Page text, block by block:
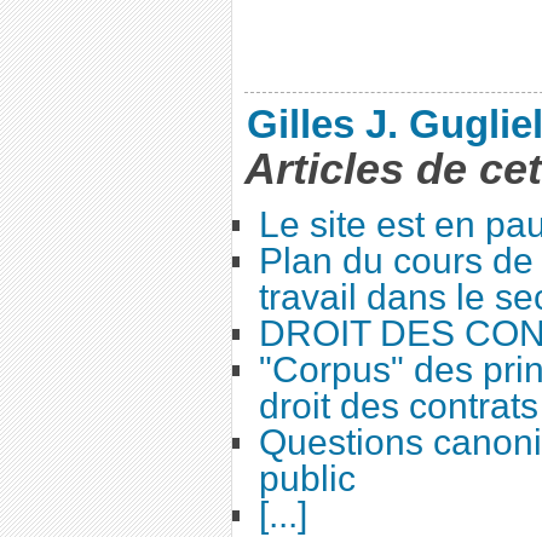
Gilles J.
Articles de
Le site est en
Plan du cours
travail dans le
DROIT DES
"Corpus" des
droit des
Questions
public
[...]